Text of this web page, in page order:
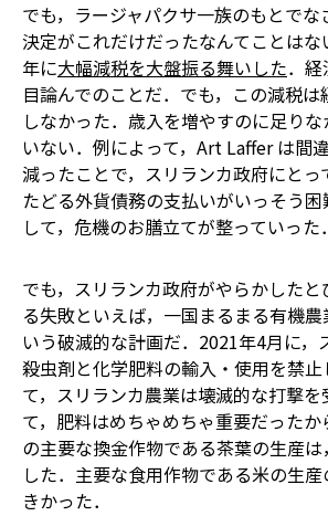
でも，ラージャパクサ一族のもとで
決定がこれだけだったなんてことは
年に大幅減税を大盤振る舞いした．
目論んでのことだ．でも，この減税
しなかった．歳入を増やすのに足り
いない．例によって，Art Laffer は間
減ったことで，スリランカ政府にとっ
たどる外貨債務の支払いがいっそう
して，危機のお膳立てが整っていった．
でも，スリランカ政府がやらかした
る失敗といえば，一国まるまる有機
いう破滅的な計画だ．2021年4月に，
殺虫剤と化学肥料の輸入・使用を禁
て，スリランカ農業は壊滅的な打撃を
て，肥料はめちゃめちゃ重要だった
の主要な換金作物である茶葉の生産
した．主要な食用作物である米の生
きかった．